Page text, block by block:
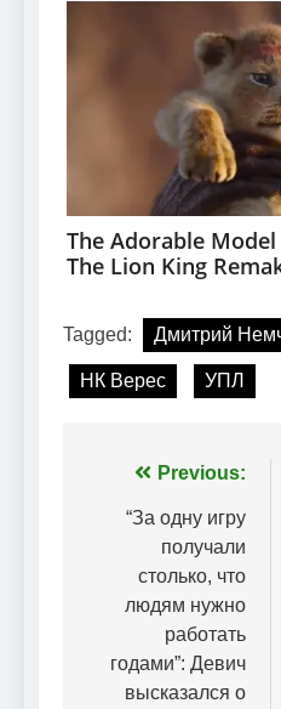
Tagged: Дмитрий
НК Верес УПЛ
Навігація
записів
Previous:
“За одну игру
получали
столько, что
людям нужно
работать
годами”: Девич
высказался о